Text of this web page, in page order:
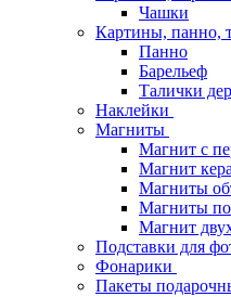
Чашки
Картины, панно,
Панно
Барельеф
Талички
Наклейки
Магниты
Магнит с
Магнит
Магниты
Магниты
Магнит
Подставки для
Фонарики
Пакеты